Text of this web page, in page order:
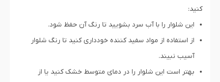
کنید:
این شلوار را با آب سرد بشویید تا رنگ آن حفظ شود.
از استفاده از مواد سفید کننده خودداری کنید تا رنگ شلوار
آسیب نبیند.
بهتر است این شلوار را در دمای متوسط خشک کنید یا از